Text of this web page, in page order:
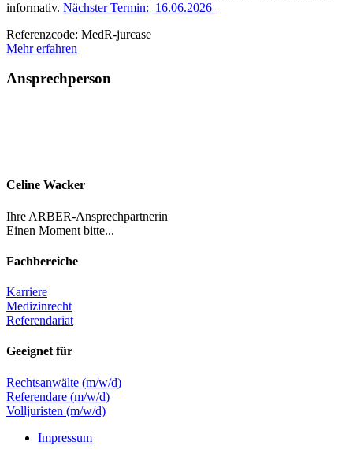
informativ. Nächster Termin: 16.06.2026
Referenzcode: MedR-jurcase
Mehr erfahren
Ansprechperson
Celine Wacker
Ihre ARBER-Ansprechpartnerin
Einen Moment bitte...
Fachbereiche
Karriere
Medizinrecht
Referendariat
Geeignet für
Rechtsanwälte (m/w/d)
Referendare (m/w/d)
Volljuristen (m/w/d)
Impressum